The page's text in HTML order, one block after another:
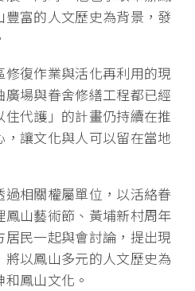
富的人文歷史為背景，發
復作業與活化再利用的現
場與眷舍修繕工程都已經
代護」的計畫仍持續在推
讓文化與人可以留在當地
相關權屬單位，以活絡眷
山藝術節、黃埔新村周年
民一起與會討論，提出現
以鳳山多元的人文歷史為
鳳山文化。